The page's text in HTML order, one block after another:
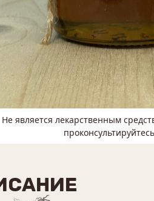
Не является лекарственным